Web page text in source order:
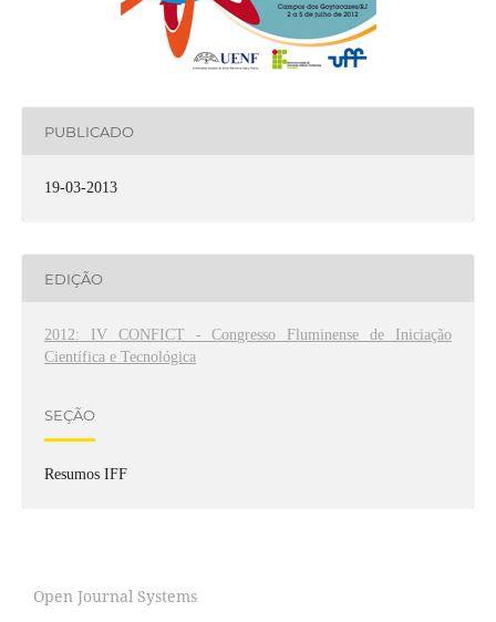
PUBLICADO
19-03-2013
EDIÇÃO
2012: IV CONFICT - Congresso Fluminense de Iniciação
Científica e Tecnológica
SEÇÃO
Resumos IFF
Open Journal Systems